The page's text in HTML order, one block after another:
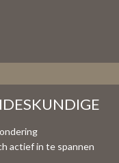
actief in te spannen